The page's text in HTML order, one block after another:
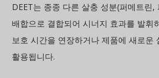
DEET는 종종 다른 살충 성분(퍼메트린
배합으로 결합되어 시너지 효과를 발휘
보호 시간을 연장하거나 제품에 새로운
활용됩니다.